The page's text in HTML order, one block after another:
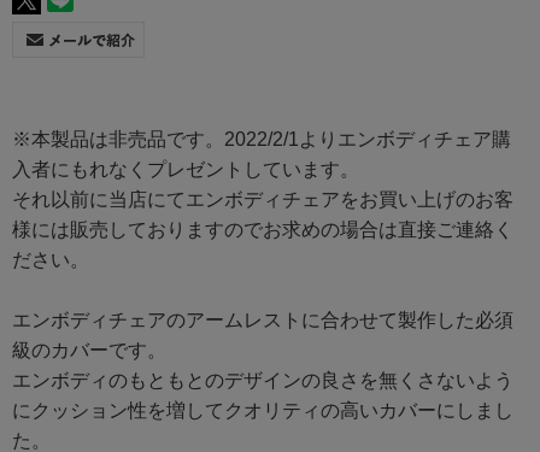
※本製品は非売品です。2022/2/1よりエンボディチェア購
入者にもれなくプレゼントしています。
それ以前に当店にてエンボディチェアをお買い上げのお客
様には販売しておりますのでお求めの場合は直接ご連絡く
ださい。
エンボディチェアのアームレストに合わせて製作した必須
級のカバーです。
エンボディのもともとのデザインの良さを無くさないよう
にクッション性を増してクオリティの高いカバーにしまし
た。